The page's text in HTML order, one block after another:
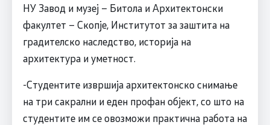
НУ Завод и музеј – Битола и Архитектонски
факултет – Скопје, Институтот за заштита на
градителско наследство, историја на
архитектура и уметност.
-Студентите извршија архитектонско снимање
на три сакрални и еден профан објект, со што на
студентите им се овозможи практична работа на